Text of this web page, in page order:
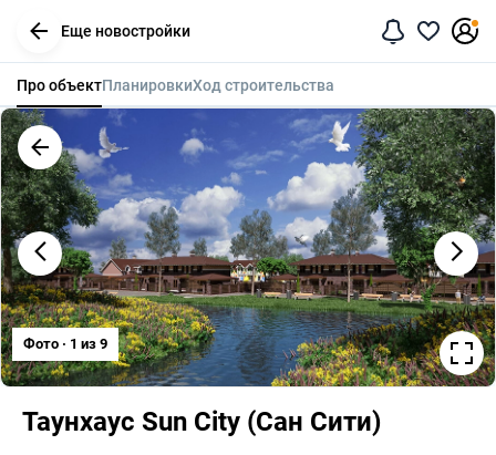
Еще новостройки
Про объектПланировкиХод строительства
Фото · 1 из 9
Таунхаус Sun City (Cан Сити)